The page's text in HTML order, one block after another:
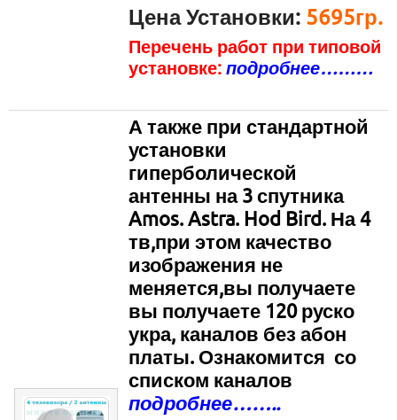
Цена Установки: 5695гр.
Перечень работ при типовой
установке: подробнее………
А также при стандартной
установки
гиперболической
антенны на 3 спутника
Amos. Astra. Hod Bird. На 4
тв,при этом качество
изображения не
меняется,вы получаете
вы получаете 120 руско
укра, каналов без абон
платы. Ознакомится со
списком каналов
подробнее……..